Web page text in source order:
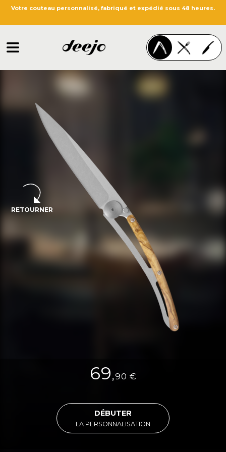
RETOURNER
69,90 €
DÉBUTER
LA PERSONNALISATION
Votre couteau personnalisé, fabriqué et expédié sous 48 heures.